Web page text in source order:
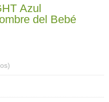
Azul
del Bebé